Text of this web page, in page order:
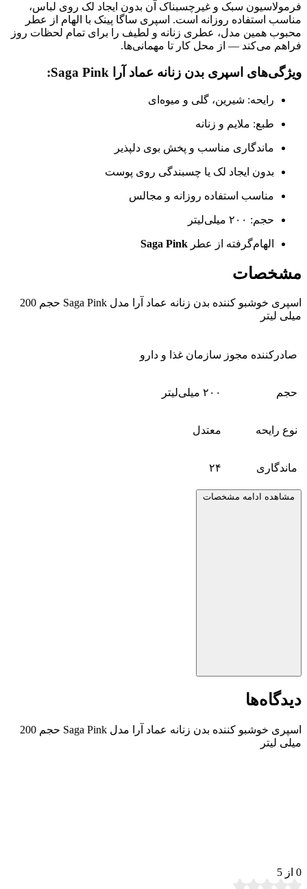
فرمولاسیون سبک و غیرچسبناک آن بدون ایجاد لک روی لباس،
مناسب استفاده روزانه است. اسپری ساگا پینک با الهام از عطر
محبوب همین مدل، عطری زنانه و لطیف را برای تمام لحظات روز
فراهم می‌کند — از محل کار تا مهمانی‌ها.
ویژگی‌های اسپری بدن زنانه عماد آرا Saga Pink:
رایحه: شیرین، گلی و میوه‌ای
طبع: ملایم و زنانه
ماندگاری مناسب و پخش بوی دلپذیر
بدون ایجاد لک یا چسبندگی روی پوست
مناسب استفاده روزانه و مجالس
حجم: ۲۰۰ میلی‌لیتر
الهام‌گرفته از عطر Saga Pink
مشخصات
اسپری خوشبو کننده بدن زنانه عماد آرا مدل Saga Pink حجم 200
میلی لیتر
صادرکننده مجوز سازمان غذا و دارو
حجم ۲۰۰ میلی‌لیتر
نوع رایحه معتدل
ماندگاری ۲۴
مشاهده ادامه مشخصات
دیدگاه‌ها
اسپری خوشبو کننده بدن زنانه عماد آرا مدل Saga Pink حجم 200
میلی لیتر
0 از 5